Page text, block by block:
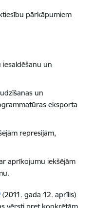
pārkāpumiem
un
un
eksporta
represijām,
aprīkojumu iekšējām
(2011. gada 12. aprīlis)